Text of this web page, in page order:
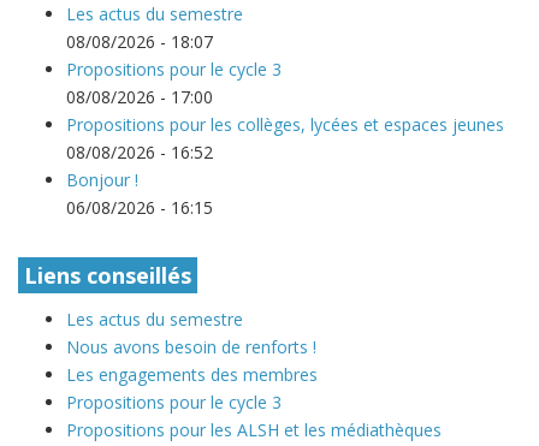
Les actus du semestre
08/08/2026 - 18:07
Propositions pour le cycle 3
08/08/2026 - 17:00
Propositions pour les collèges, lycées et espaces jeunes
08/08/2026 - 16:52
Bonjour !
06/08/2026 - 16:15
Liens conseillés
Les actus du semestre
Nous avons besoin de renforts !
Les engagements des membres
Propositions pour le cycle 3
Propositions pour les ALSH et les médiathèques